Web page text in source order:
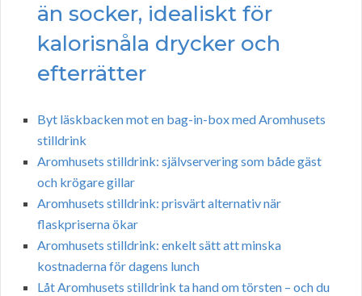
än socker, idealiskt för
kalorisnåla drycker och
efterrätter
Byt läskbacken mot en bag-in-box med Aromhusets
stilldrink
Aromhusets stilldrink: självservering som både gäst
och krögare gillar
Aromhusets stilldrink: prisvärt alternativ när
flaskpriserna ökar
Aromhusets stilldrink: enkelt sätt att minska
kostnaderna för dagens lunch
Låt Aromhusets stilldrink ta hand om törsten – och du